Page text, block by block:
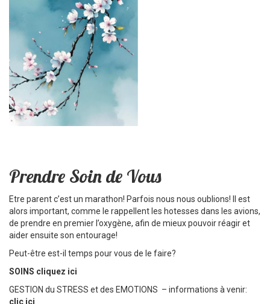
Prendre Soin de Vous
Etre parent c’est un marathon! Parfois nous nous oublions! Il est
alors important, comme le rappellent les hotesses dans les avions,
de prendre en premier l’oxygène, afin de mieux pouvoir réagir et
aider ensuite son entourage!
Peut-être est-il temps pour vous de le faire?
SOINS cliquez ici
GESTION du STRESS et des EMOTIONS – informations à venir:
clic ici